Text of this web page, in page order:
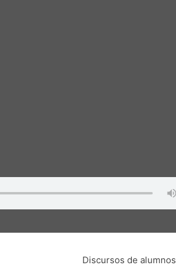
Discursos de alumnos